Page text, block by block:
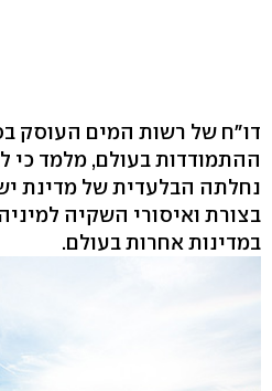
דו"ח של רשות המים העוסק
ההתמודדות בעולם, מלמד כי
נחלתה הבלעדית של מדינת
בצורת ואיסורי השקיה
במדינות אחרות בעולם.